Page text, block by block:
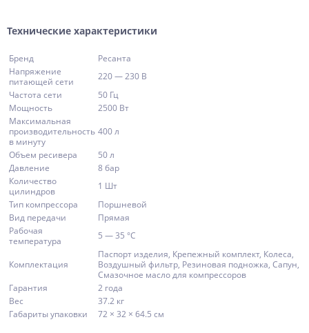
Технические характеристики
Бренд
Ресанта
Напряжение
питающей сети
220 — 230 В
Частота сети
50 Гц
Мощность
2500 Вт
Максимальная
производительность
в минуту
400 л
Объем ресивера
50 л
Давление
8 бар
Количество
цилиндров
1 Шт
Тип компрессора
Поршневой
Вид передачи
Прямая
Рабочая
температура
5 — 35 °C
Комплектация
Паспорт изделия, Крепежный комплект, Колеса,
Воздушный фильтр, Резиновая подножка, Сапун,
Смазочное масло для компрессоров
Гарантия
2 года
Вес
37.2 кг
Габариты упаковки
72 × 32 × 64.5 см